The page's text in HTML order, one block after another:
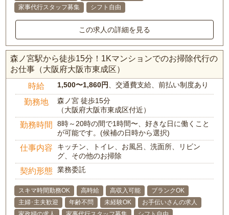
家事代行スタッフ募集
シフト自由
この求人の詳細を見る
森ノ宮駅から徒歩15分！1Kマンションでのお掃除代行の
お仕事（大阪府大阪市東成区）
時給 1,500〜1,860円 、交通費支給、前払い制度あり
勤務地
森ノ宮 徒歩15分
（大阪府大阪市東成区付近）
勤務時間
8時～20時の間で1時間〜、好きな日に働くこと
が可能です。(候補の日時から選択)
仕事内容
キッチン、トイレ、お風呂、洗面所、リビン
グ、その他のお掃除
契約形態 業務委託
スキマ時間勤務OK 高時給 高収入可能
ブランクOK
主婦･主夫歓迎
年齢不問 未経験OK
お手伝いさんの求人